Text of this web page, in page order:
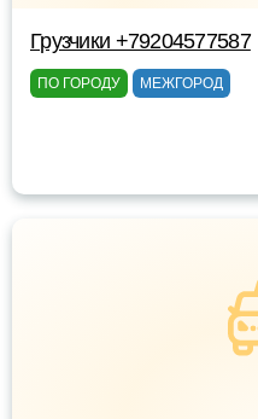
Грузчики +79204577587
ПО ГОРОДУ МЕЖГОРОД